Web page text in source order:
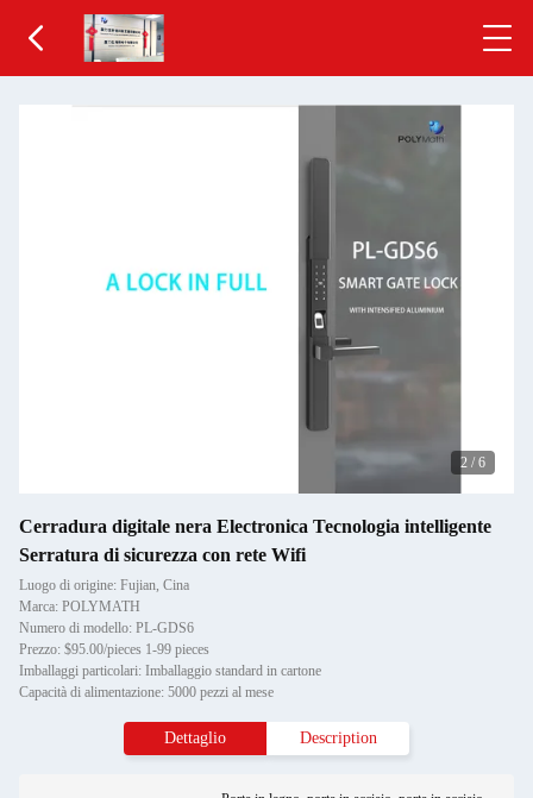
2 / 6
Cerradura digitale nera Electronica Tecnologia intelligente
Serratura di sicurezza con rete Wifi
Luogo di origine: Fujian, Cina
Marca: POLYMATH
Numero di modello: PL-GDS6
Prezzo: $95.00/pieces 1-99 pieces
Imballaggi particolari: Imballaggio standard in cartone
Capacità di alimentazione: 5000 pezzi al mese
Dettaglio Description